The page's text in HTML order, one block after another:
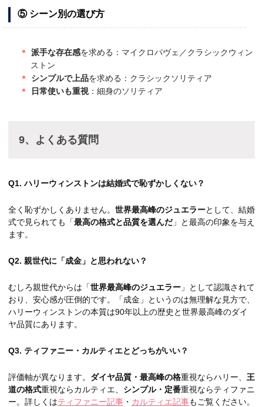
⑤ シーン別の選び方
派手な存在感を求める：マイクロパヴェ／クラシックウィン
ストン
シンプルで上品を求める：クラシックソリティア
日常使いも重視 ：細身のソリティア
9、よくある質問
Q1. ハリーウィンストンは結婚式で恥ずかしくない？
全く恥ずかしくありません。 世界最高峰のジュエラーとして、結婚
式で見られても「最高の格式と品質を選んだ」と最高の印象を与え
ます。
Q2. 親世代に「成金」と思われない？
むしろ親世代からは「世界最高峰のジュエラー 」として認識されて
おり、安心感が圧倒的です。「成金」というのは無理解な見方で、
ハリーウィンストンの本質は90年以上の歴史と世界最高峰のダイ
ヤ品質にあります。
Q3. ティファニー・カルティエとどっちがいい？
評価軸が異なります。 ダイヤ品質・最高峰の格重視ならハリー、 王
道の格式重視ならカルティエ、 シンプル・定番重視ならティファニ
ー。詳しくはティファニー記事 ・ カルティエ記事もご覧ください。